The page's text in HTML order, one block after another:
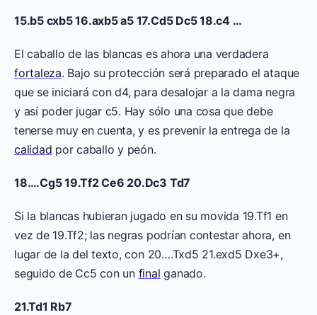
15.b5 cxb5 16.axb5 a5 17.Cd5 Dc5 18.c4 …
El caballo de las blancas es ahora una verdadera
fortaleza. Bajo su protección será preparado el ataque
que se iniciará con d4, para desalojar a la dama negra
y así poder jugar c5. Hay sólo una cosa que debe
tenerse muy en cuenta, y es prevenir la entrega de la
calidad por caballo y peón.
18….Cg5 19.Tf2 Ce6 20.Dc3 Td7
Si la blancas hubieran jugado en su movida 19.Tf1 en
vez de 19.Tf2; las negras podrían contestar ahora, en
lugar de la del texto, con 20….Txd5 21.exd5 Dxe3+,
seguido de Cc5 con un final ganado.
21.Td1 Rb7